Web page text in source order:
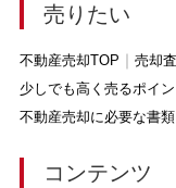
売りたい
不動産売却TOP 売却
少しでも高く売るポイン
不動産売却に必要な書
コンテンツ